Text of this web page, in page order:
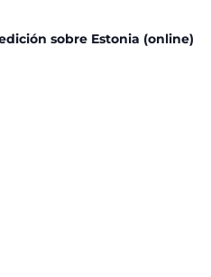
sobre Estonia (online)